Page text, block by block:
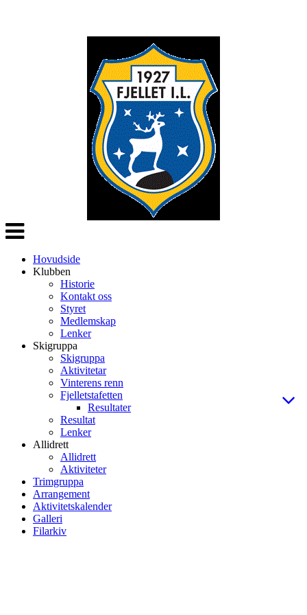
Veksle
navigasjon
Hovudside
Klubben
Historie
Kontakt oss
Styret
Medlemskap
Lenker
Skigruppa
Skigruppa
Aktivitetar
Vinterens renn
Fjelletstafetten
Resultater
Resultat
Lenker
Allidrett
Allidrett
Aktiviteter
Trimgruppa
Arrangement
Aktivitetskalender
Galleri
Filarkiv